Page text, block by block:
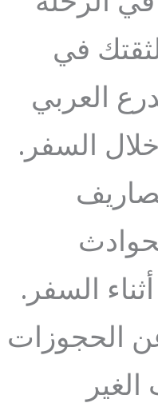
في
العربي
السفر.
السفر.
الحجوزات
الغير